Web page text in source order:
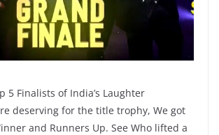
5 Finalists of India’s Laughter
deserving for the title trophy, We got
and Runners Up. See Who lifted a